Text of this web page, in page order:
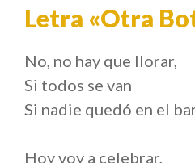
Letra «Otra
No, no hay que llorar,
Si todos se van
Si nadie quedó en el
Hoy voy a celebrar,